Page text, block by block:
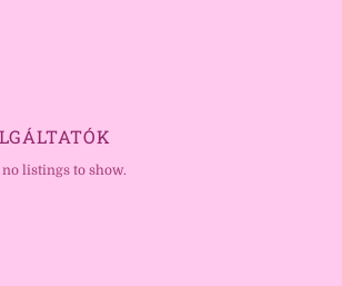
listings to show.